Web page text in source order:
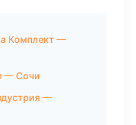
Комплект —
— Сочи
—